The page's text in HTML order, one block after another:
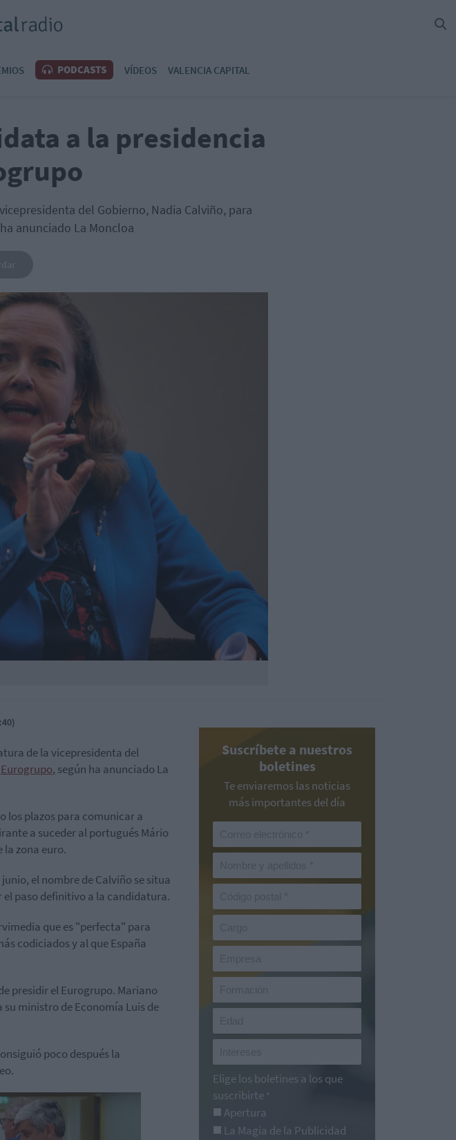
PODCASTS VÍDEOS VALENCIA CAPITAL
a la presidencia
del Gobierno, Nadia Calviño, para
anunciado La Moncloa
de la vicepresidenta del
Eurogrupo, según ha anunciado La
los plazos para comunicar a
a suceder al portugués Mário
la zona euro.
el nombre de Calviño se situa
paso definitivo a la candidatura.
que es "perfecta" para
codiciados y al que España
presidir el Eurogrupo. Mariano
ministro de Economía Luis de
poco después la
Suscríbete a nuestros
boletines
Te enviaremos las noticias
más importantes del día
Elige los boletines a los que
suscribirte *
Apertura
La Magia de la Publicidad